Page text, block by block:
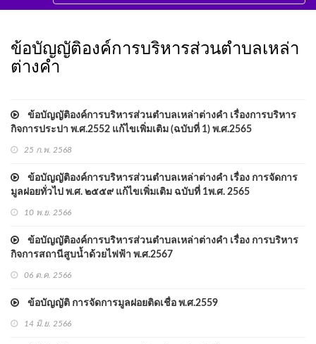
ข้อบัญญัติองค์การบริหารส่วนตำบลเหล่า
ต่างคำ
ข้อบัญญัติองค์การบริหารส่วนตำบลเหล่าต่างคำ เรื่องการบริหาร
กิจการประปา พ.ศ.2552 แก้ไขเพิ่มเติม (ฉบับที่ 1) พ.ศ.2565
25 ก.พ. 2568
ข้อบัญญัติองค์การบริหารส่วนตำบลเหล่าต่างคำ เรื่อง การจัดการ
มูลฝอยทั่วไป พ.ศ. ๒๕๕๙ แก้ไขเพิ่มเติม ฉบับที่ 1พ.ศ. 2565
10 พ.ย. 2566
ข้อบัญญัติองค์การบริหารส่วนตำบลเหล่าต่างคำ เรื่อง การบริหาร
กิจการสถานีสูบน้ำด้วยไฟฟ้า พ.ศ.2567
06 ต.ค. 2566
ข้อบัญญัติ การจัดการมูลฝอยติดเชื่้อ พ.ศ.2559
14 มิ.ย. 2566